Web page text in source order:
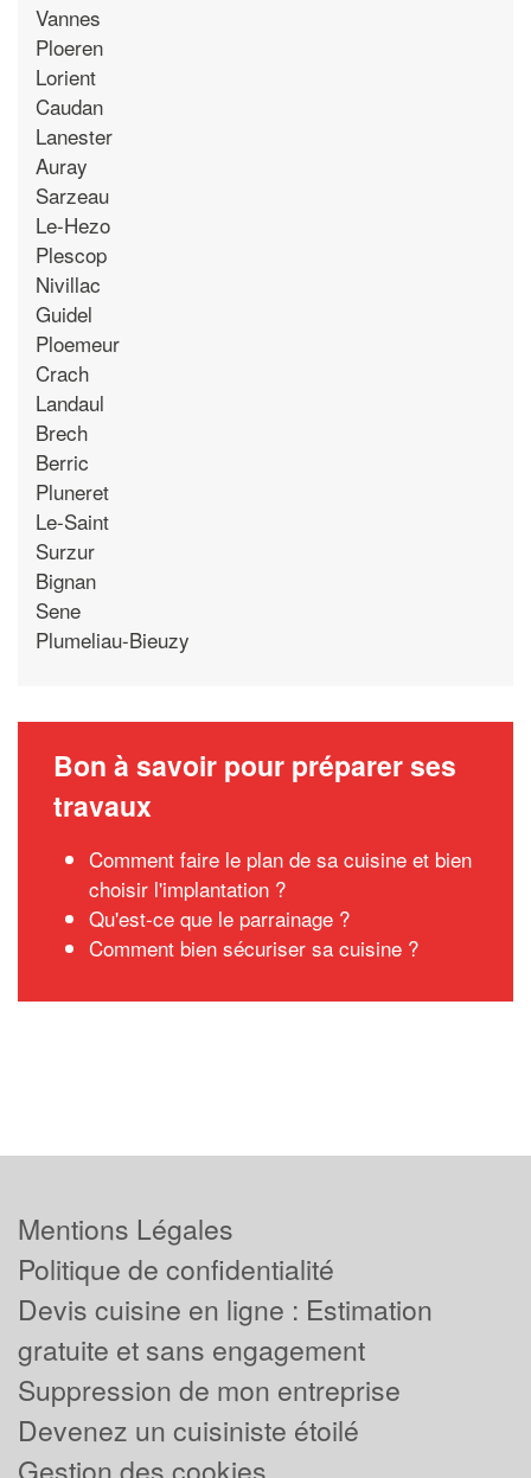
Vannes
Ploeren
Lorient
Caudan
Lanester
Auray
Sarzeau
Le-Hezo
Plescop
Nivillac
Guidel
Ploemeur
Crach
Landaul
Brech
Berric
Pluneret
Le-Saint
Surzur
Bignan
Sene
Plumeliau-Bieuzy
Bon à savoir pour préparer ses
travaux
Comment faire le plan de sa cuisine et bien
choisir l'implantation ?
Qu'est-ce que le parrainage ?
Comment bien sécuriser sa cuisine ?
Mentions Légales
Politique de confidentialité
Devis cuisine en ligne : Estimation
gratuite et sans engagement
Suppression de mon entreprise
Devenez un cuisiniste étoilé
Gestion des cookies